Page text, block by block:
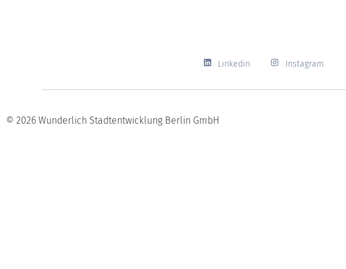
Linkedin Instagram
© 2026 Wunderlich Stadtentwicklung Berlin GmbH